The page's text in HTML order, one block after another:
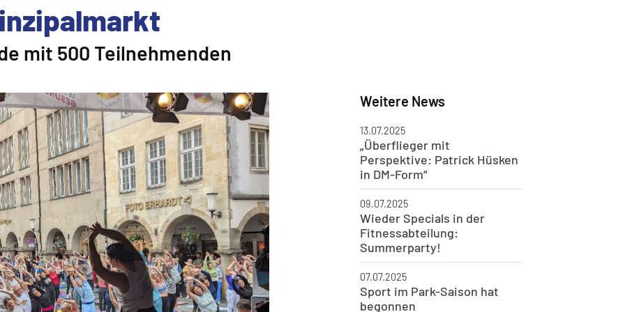
mit 500 Teilnehmenden
Weitere News
13.07.2025
„Überflieger mit
Perspektive: Patrick Hüsken
in DM-Form“
09.07.2025
Wieder Specials in der
Fitnessabteilung:
Summerparty!
07.07.2025
Sport im Park-Saison hat
begonnen